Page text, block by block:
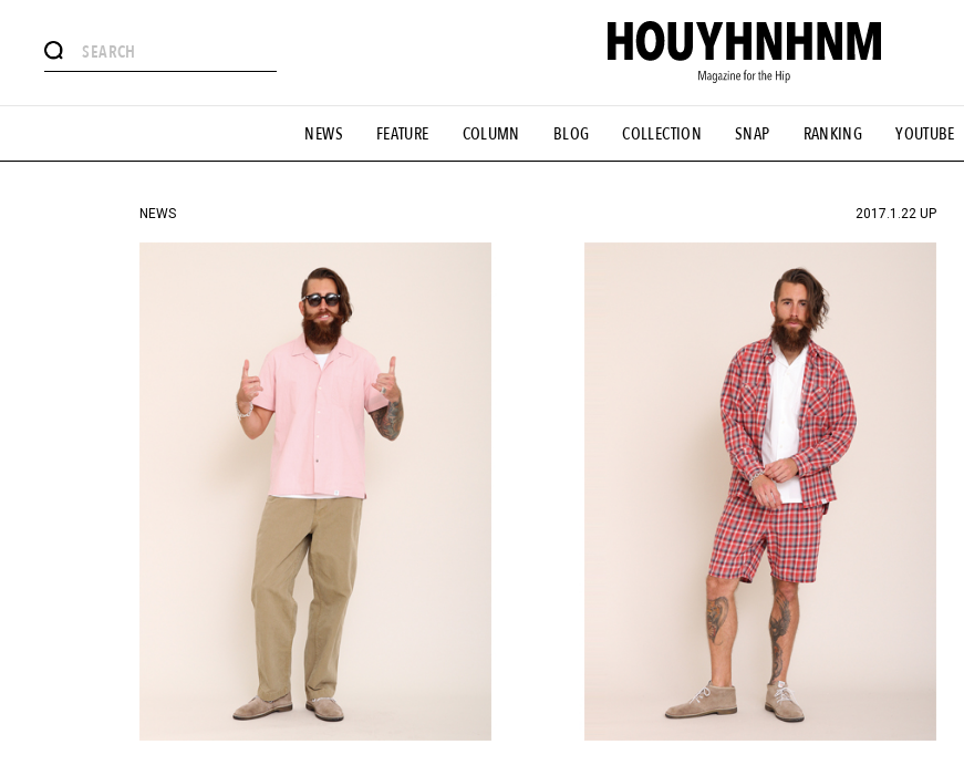
NEWS FEATURE COLUMN BLOG COLLECTION SNAP RANKING YOUTUBE
#憧れの逸品 #ESSENTIAL DESIGNS #古着サミット #NEW VINTAGE #マイナーグッド図鑑
#GH 銘品の所以 #フイナムのYouTube #Commune H #FOCUS IT #AH.H #ととけん #FASHION #MUSIC
#HANDSOME HANDBOOK
NEWS 2017.1.22 UP